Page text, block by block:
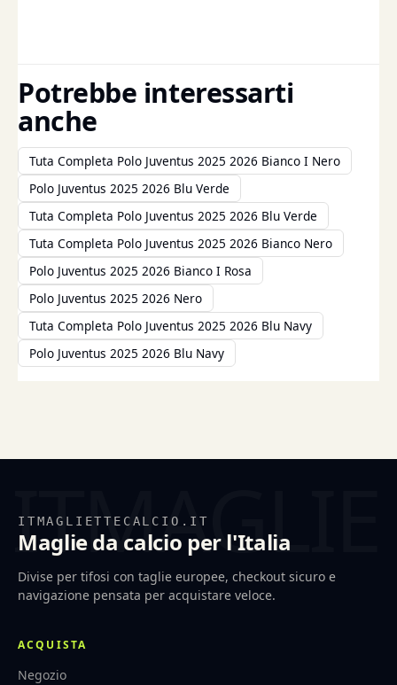
Potrebbe interessarti
anche
Tuta Completa Polo Juventus 2025 2026 Bianco I Nero
Polo Juventus 2025 2026 Blu Verde
Tuta Completa Polo Juventus 2025 2026 Blu Verde
Tuta Completa Polo Juventus 2025 2026 Bianco Nero
Polo Juventus 2025 2026 Bianco I Rosa
Polo Juventus 2025 2026 Nero
Tuta Completa Polo Juventus 2025 2026 Blu Navy
Polo Juventus 2025 2026 Blu Navy
ITMAGLIETTECALCIO.IT
Maglie da calcio per l'Italia
Divise per tifosi con taglie europee, checkout sicuro e
navigazione pensata per acquistare veloce.
ACQUISTA
Negozio